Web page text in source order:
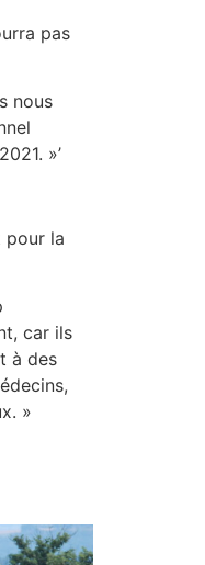
pas
nous
»’
pour la
car ils
à des
»